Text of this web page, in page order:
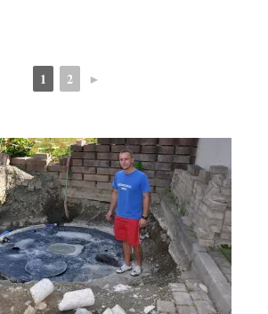
1 2 ►